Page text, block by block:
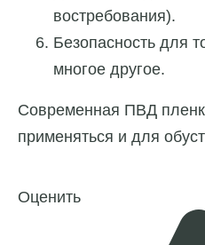
востребования).
Безопасность для
многое другое.
Современная ПВД
применяться и для
Оценить